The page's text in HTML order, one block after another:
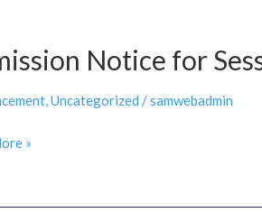
Notice for
,Uncategorized /samwebadmin
»